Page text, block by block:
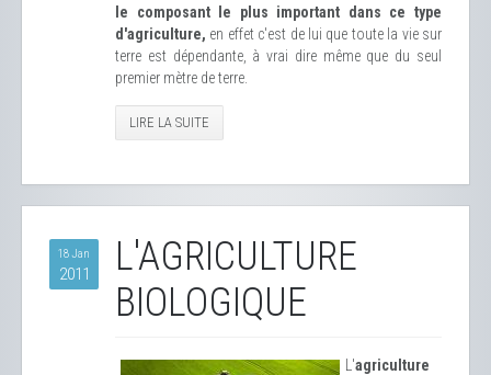
le composant le plus important dans ce type
d'agriculture, en effet c'est de lui que toute la vie sur
terre est dépendante, à vrai dire même que du seul
premier mètre de terre.
LIRE LA SUITE
18 Jan
2011
L'AGRICULTURE
BIOLOGIQUE
L'agriculture